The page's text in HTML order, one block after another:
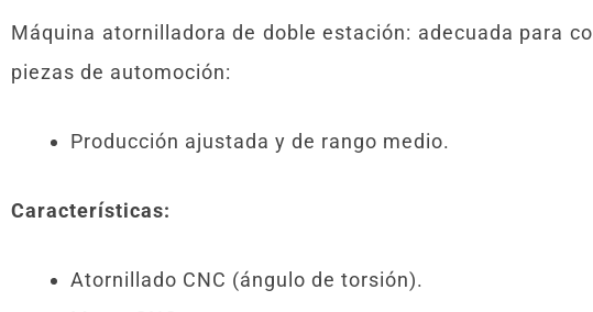
Máquina atornilladora de doble estación: adecuada para
piezas de automoción:
Producción ajustada y de rango medio.
Características:
Atornillado CNC (ángulo de torsión).